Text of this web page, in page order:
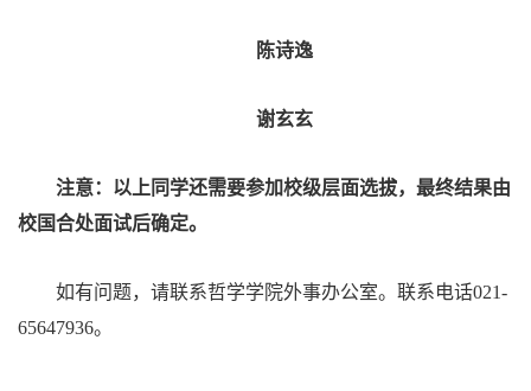
陈诗逸
谢玄玄
注意：以上同学还需要参加校级层面选拔，最终结果由
校国合处面试后确定。
如有问题，请联系哲学学院外事办公室。联系电话021-
65647936。